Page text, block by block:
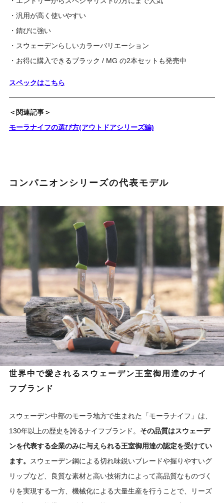
・汎用が高く使いやすい
・錆びに強い
・スウェーデンらしいカラーバリエーション
・お得に購入できるブラック / MG の2本セットも発売中
スペックはこちら
＜関連記事＞
モーラナイフの選び方(アウトドアシリーズ編)
コンパニオンシリーズの代表モデル
世界中で愛されるスウェーデン王室御用達のナイ
フブランド
スウェーデン中部のモーラ地方で生まれた「モーラナイフ」は、
130年以上の歴史を誇るナイフブランド。 その品質はスウェーデ
ンを代表する企業のみに与えられる王室御用達の認定を受けてい
ます。
スウェーデン鋼による切れ味鋭いブレードや握りやすいグ
リップなど、良質な素材と高い技術力によって高品質なものづく
りを実現する一方、機械化による大量生産を行うことで、リーズ